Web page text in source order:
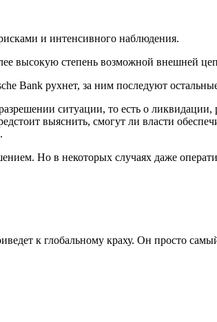
и интенсивного наблюдения.
высокую степень возможной внешней
Bank рухнет, за ним последуют
ситуации, то есть о ликвидации,
выяснить, смогут ли власти
Но в некоторых случаях даже
к глобальному краху. Он просто